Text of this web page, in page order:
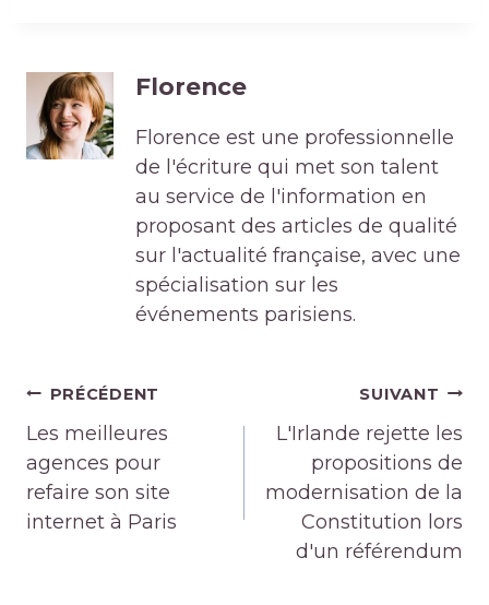
Florence
Florence est une professionnelle
de l'écriture qui met son talent
au service de l'information en
proposant des articles de qualité
sur l'actualité française, avec une
spécialisation sur les
événements parisiens.
Navigation
de
l’article
PRÉCÉDENT
Les meilleures
agences pour
refaire son site
internet à Paris
SUIVANT
L'Irlande rejette les
propositions de
modernisation de la
Constitution lors
d'un référendum